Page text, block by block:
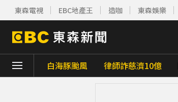
東森電視 EBC地產王 造咖 東森娛樂
白海豚颱風 律師詐慈濟10億